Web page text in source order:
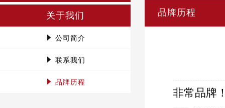
关于我们
公司简介
联系我们
品牌历程
品牌历程
非常品牌